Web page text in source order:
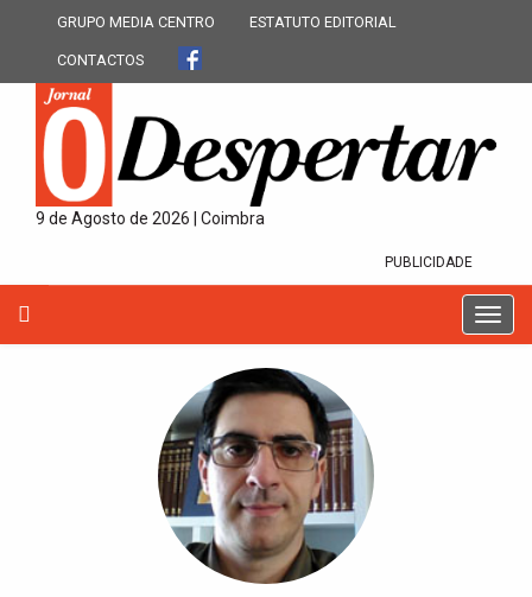
GRUPO MEDIA CENTRO ESTATUTO EDITORIAL
CONTACTOS
9 de Agosto de 2026 | Coimbra
PUBLICIDADE
T
o